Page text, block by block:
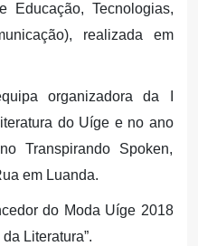
Educação, Tecnologias,
realizada em
organizadora da I
do Uíge e no ano
Transpirando Spoken,
em Luanda.
do Moda Uíge 2018
Literatura”.